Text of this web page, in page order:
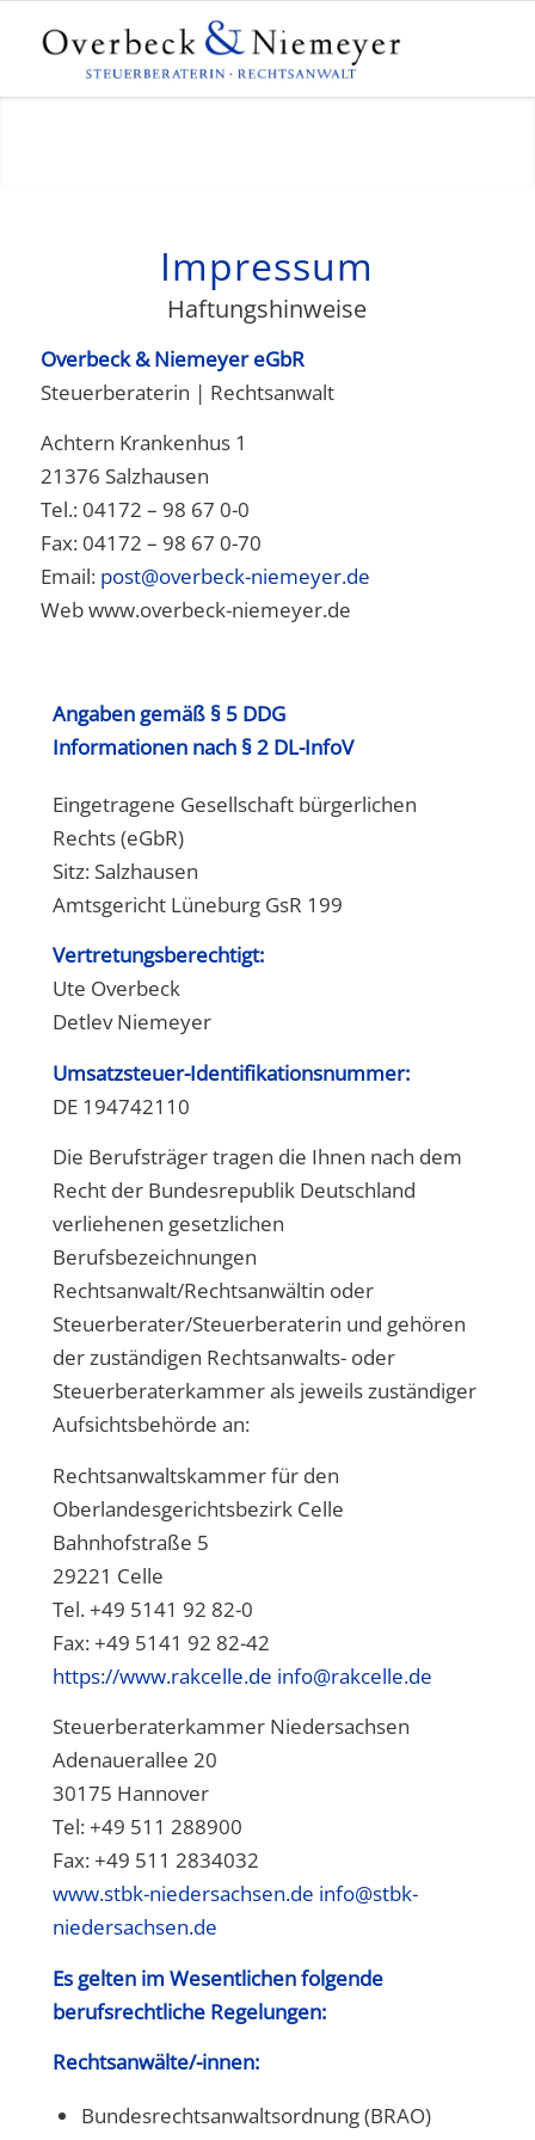
Impressum
Haftungshinweise
Overbeck & Niemeyer eGbR
Steuerberaterin | Rechtsanwalt
Achtern Krankenhus 1
21376 Salzhausen
Tel.: 04172 – 98 67 0-0
Fax: 04172 – 98 67 0-70
Email: post@overbeck-niemeyer.de
Web www.overbeck-niemeyer.de
Angaben gemäß § 5 DDG
Informationen nach § 2 DL-InfoV
Eingetragene Gesellschaft bürgerlichen
Rechts (eGbR)
Sitz: Salzhausen
Amtsgericht Lüneburg GsR 199
Vertretungsberechtigt:
Ute Overbeck
Detlev Niemeyer
Umsatzsteuer-Identifikationsnummer:
DE 194742110
Die Berufsträger tragen die Ihnen nach dem
Recht der Bundesrepublik Deutschland
verliehenen gesetzlichen
Berufsbezeichnungen
Rechtsanwalt/Rechtsanwältin oder
Steuerberater/Steuerberaterin und gehören
der zuständigen Rechtsanwalts- oder
Steuerberaterkammer als jeweils zuständiger
Aufsichtsbehörde an:
Rechtsanwaltskammer für den
Oberlandesgerichtsbezirk Celle
Bahnhofstraße 5
29221 Celle
Tel. +49 5141 92 82-0
Fax: +49 5141 92 82-42
https://www.rakcelle.de info@rakcelle.de
Steuerberaterkammer Niedersachsen
Adenauerallee 20
30175 Hannover
Tel: +49 511 288900
Fax: +49 511 2834032
www.stbk-niedersachsen.de info@stbk-
niedersachsen.de
Es gelten im Wesentlichen folgende
berufsrechtliche Regelungen:
Rechtsanwälte/-innen:
Bundesrechtsanwaltsordnung (BRAO)